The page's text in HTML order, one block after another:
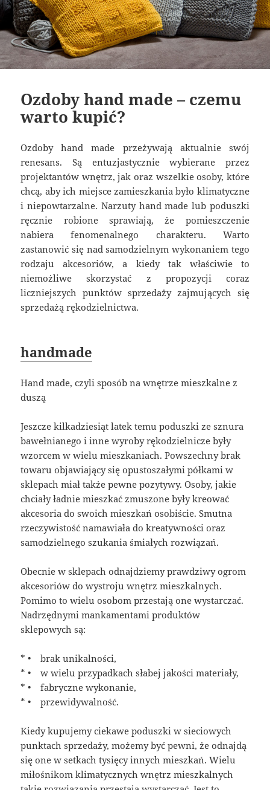
Ozdoby hand made – czemu
warto kupić?
Ozdoby hand made przeżywają aktualnie swój
renesans. Są entuzjastycznie wybierane przez
projektantów wnętrz, jak oraz wszelkie osoby, które
chcą, aby ich miejsce zamieszkania było klimatyczne
i niepowtarzalne. Narzuty hand made lub poduszki
ręcznie robione sprawiają, że pomieszczenie
nabiera fenomenalnego charakteru. Warto
zastanowić się nad samodzielnym wykonaniem tego
rodzaju akcesoriów, a kiedy tak właściwie to
niemożliwe skorzystać z propozycji coraz
liczniejszych punktów sprzedaży zajmujących się
sprzedażą rękodzielnictwa.
handmade
Hand made, czyli sposób na wnętrze mieszkalne z
duszą
Jeszcze kilkadziesiąt latek temu poduszki ze sznura
bawełnianego i inne wyroby rękodzielnicze były
wzorcem w wielu mieszkaniach. Powszechny brak
towaru objawiający się opustoszałymi półkami w
sklepach miał także pewne pozytywy. Osoby, jakie
chciały ładnie mieszkać zmuszone były kreować
akcesoria do swoich mieszkań osobiście. Smutna
rzeczywistość namawiała do kreatywności oraz
samodzielnego szukania śmiałych rozwiązań.
Obecnie w sklepach odnajdziemy prawdziwy ogrom
akcesoriów do wystroju wnętrz mieszkalnych.
Pomimo to wielu osobom przestają one wystarczać.
Nadrzędnymi mankamentami produktów
sklepowych są:
* • brak unikalności,
* • w wielu przypadkach słabej jakości materiały,
* • fabryczne wykonanie,
* • przewidywalność.
Kiedy kupujemy ciekawe poduszki w sieciowych
punktach sprzedaży, możemy być pewni, że odnajdą
się one w setkach tysięcy innych mieszkań. Wielu
miłośnikom klimatycznych wnętrz mieszkalnych